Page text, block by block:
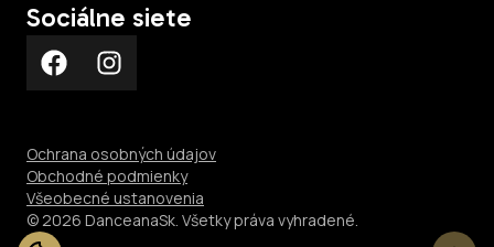
Sociálne siete
Ochrana osobných údajov
Obchodné podmienky
Všeobecné ustanovenia
© 2026 DanceanaSk. Všetky práva vyhradené.